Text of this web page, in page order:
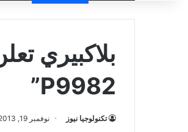
بلاكبيري
P9982”
تكنولوجيا نيوز نوفمبر 19, 2013